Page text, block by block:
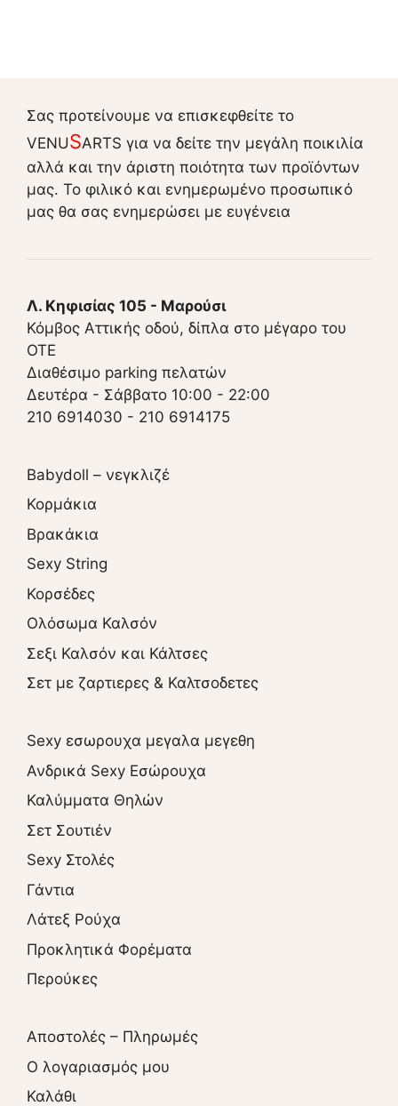
Σας προτείνουμε να επισκεφθείτε το
VENUSARTS για να δείτε την μεγάλη ποικιλία
αλλά και την άριστη ποιότητα των προϊόντων
μας. Το φιλικό και ενημερωμένο προσωπικό
μας θα σας ενημερώσει με ευγένεια
Λ. Κηφισίας 105 - Μαρούσι
Κόμβος Αττικής οδού, δίπλα στο μέγαρο του
ΟΤΕ
Διαθέσιμο parking πελατών
Δευτέρα - Σάββατο 10:00 - 22:00
210 6914030 - 210 6914175
Babydoll – νεγκλιζέ
Κορμάκια
Βρακάκια
Sexy String
Κορσέδες
Ολόσωμα Καλσόν
Σεξι Καλσόν και Κάλτσες
Σετ με ζαρτιερες & Καλτσοδετες
Sexy εσωρουχα μεγαλα μεγεθη
Ανδρικά Sexy Εσώρουχα
Καλύμματα Θηλών
Σετ Σουτιέν
Sexy Στολές
Γάντια
Λάτεξ Ρούχα
Προκλητικά Φορέματα
Περούκες
Αποστολές – Πληρωμές
O λογαριασμός μου
Καλάθι